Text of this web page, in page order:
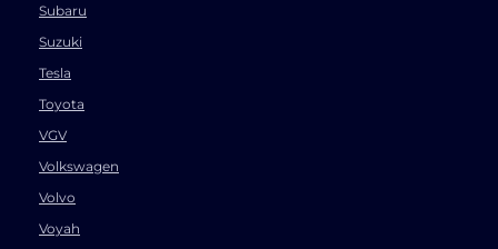
Subaru
Suzuki
Tesla
Toyota
VGV
Volkswagen
Volvo
Voyah